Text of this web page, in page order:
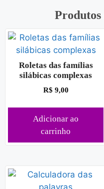
Produtos
Roletas das famílias
silábicas complexas
R$ 9,00
Adicionar ao
carrinho